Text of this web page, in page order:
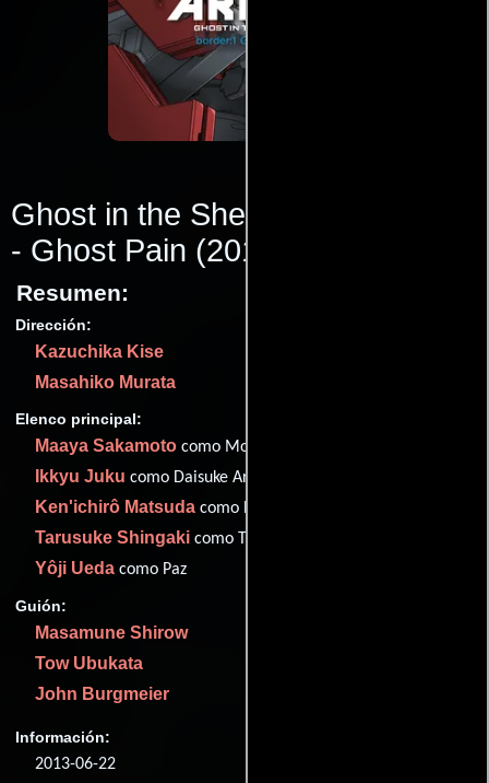
Ghost in the Shell Arise: Border 1
- Ghost Pain (2013)
Resumen:
Dirección:
Kazuchika Kise
Masahiko Murata
Elenco principal:
Maaya Sakamoto como Motoko Kusanagi
Ikkyu Juku como Daisuke Aramaki
Ken'ichirô Matsuda como Batou
Tarusuke Shingaki como Togusa
Yôji Ueda como Paz
Guión:
Masamune Shirow
Tow Ubukata
John Burgmeier
Información:
2013-06-22